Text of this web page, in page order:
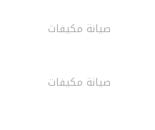
صيانة مكيفات
صيانة مكيفات